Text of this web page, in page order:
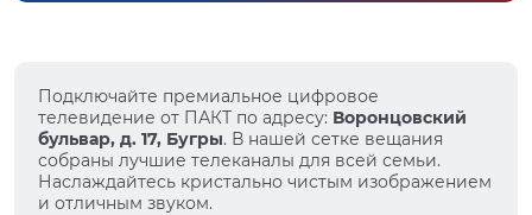
Подключайте премиальное цифровое
телевидение от ПАКТ по адресу: Воронцовский
бульвар, д. 17, Бугры. В нашей сетке вещания
собраны лучшие телеканалы для всей семьи.
Наслаждайтесь кристально чистым изображением
и отличным звуком.